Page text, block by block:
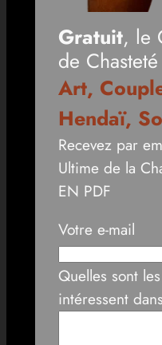
Gratuit, le
de
Art,
Hendaï,
Recevez par
Ultime de la
EN PDF
Votre e-mail
Quelles sont
intéressent